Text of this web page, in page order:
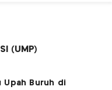
(UMP)
Upah Buruh di